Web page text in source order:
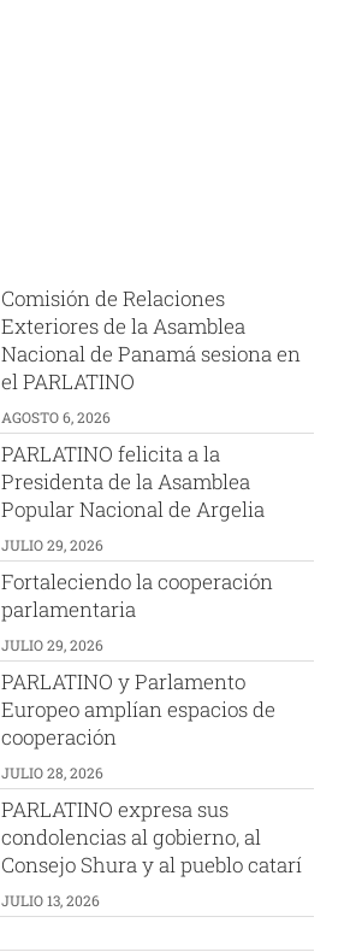
Comisión de Relaciones
Exteriores de la Asamblea
Nacional de Panamá sesiona en
el PARLATINO
AGOSTO 6, 2026
PARLATINO felicita a la
Presidenta de la Asamblea
Popular Nacional de Argelia
JULIO 29, 2026
Fortaleciendo la cooperación
parlamentaria
JULIO 29, 2026
PARLATINO y Parlamento
Europeo amplían espacios de
cooperación
JULIO 28, 2026
PARLATINO expresa sus
condolencias al gobierno, al
Consejo Shura y al pueblo catarí
JULIO 13, 2026